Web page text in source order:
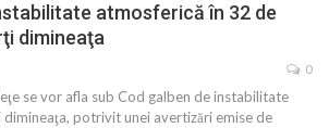
atmosferică în 32 de
dimineaţa
0
se vor afla sub Cod galben de instabilitate
dimineaţa, potrivit unei avertizări emise de